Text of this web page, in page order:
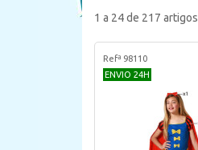
1 a 24 de 217 artigos
Refª 98110
ENVIO 24H